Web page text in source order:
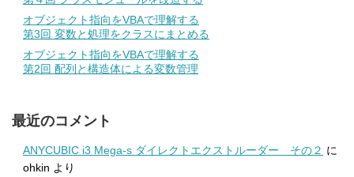
オブジェクト指向をVBAで理解する
第3回 変数と処理をクラスにまとめる
オブジェクト指向をVBAで理解する
第2回 配列と構造体による変数管理
最近のコメント
ANYCUBIC i3 Mega-s ダイレクトエクストルーダー その２ に
ohkin より